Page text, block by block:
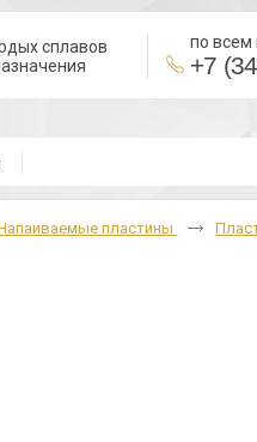
сплавов
по всем
+7
пластины